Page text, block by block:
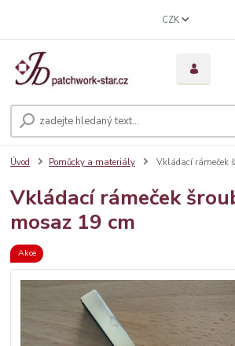
CZK
Úvod Pomůcky a materiály Vkládací rámeček
Vkládací rámeček
mosaz 19 cm
Akce